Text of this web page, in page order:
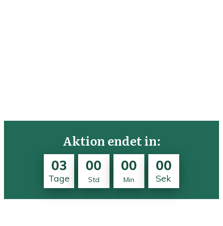
Aktion endet in:
03
Tage
00
Std
00
Min
00
Sek